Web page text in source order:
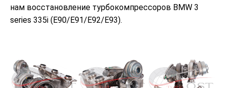
нам восстановление турбокомпрессоров BMW 3
series 335i (E90/E91/E92/E93).